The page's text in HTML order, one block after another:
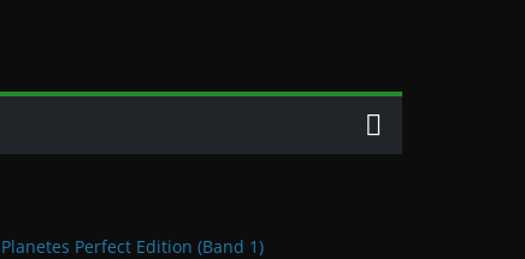
Planetes Perfect Edition (Band 1)